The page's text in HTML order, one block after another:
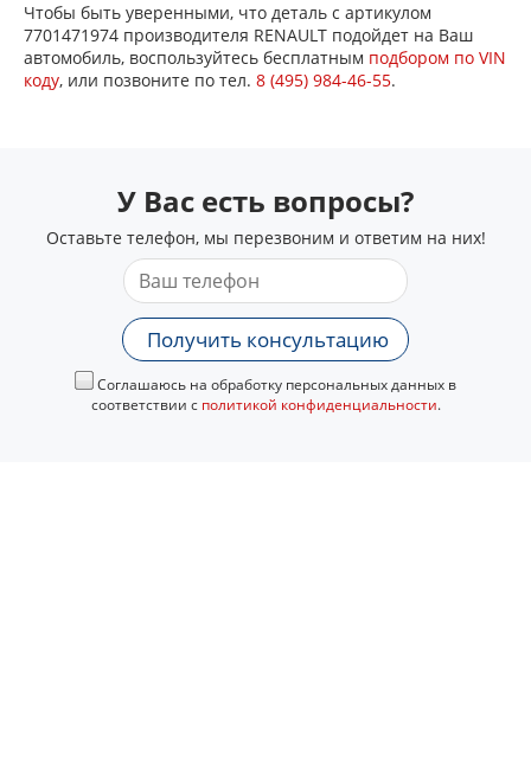
Чтобы быть уверенными, что деталь с артикулом
7701471974 производителя RENAULT подойдет на Ваш
автомобиль, воспользуйтесь бесплатным подбором по VIN
коду, или позвоните по тел. 8 (495) 984-46-55.
У Вас есть вопросы?
Оставьте телефон, мы перезвоним и ответим на них!
Получить консультацию
Соглашаюсь на обработку персональных данных в
соответствии с политикой конфиденциальности.